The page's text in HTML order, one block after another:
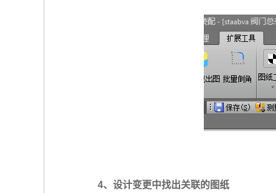
4、设计变更中找出关联的图纸